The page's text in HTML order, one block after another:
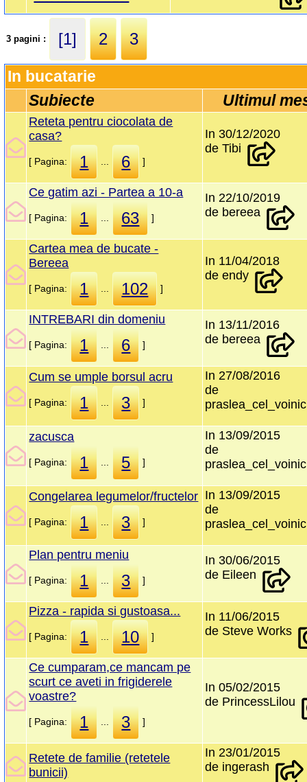
3 pagini : [1] 2 3
In bucatarie
Subiecte
Ultimul
Reteta pentru ciocolata de
casa?
[ Pagina: 1 6 ]
In 30/12/2020
de Tibi
Ce gatim azi - Partea a 10-a
[ Pagina: 1 63 ]
In 22/10/2019
de bereea
Cartea mea de bucate -
Bereea
[ Pagina: 1 102 ]
In 11/04/2018
de endy
INTREBARI din domeniu
[ Pagina: 1 6 ]
In 13/11/2016
de bereea
Cum se umple borsul acru
[ Pagina: 1 3 ]
In 27/08/2016
de
zacusca
[ Pagina: 1 5 ]
In 13/09/2015
de
Congelarea legumelor/fructelor
[ Pagina: 1 3 ]
In 13/09/2015
de
Plan pentru meniu
[ Pagina: 1 3 ]
In 30/06/2015
de Eileen
Pizza - rapida si gustoasa...
[ Pagina: 1 10 ]
In 11/06/2015
de Steve Works
Ce cumparam,ce mancam pe
scurt ce aveti in frigiderele
voastre?
[ Pagina: 1 3 ]
In 05/02/2015
de PrincessLilou
Retete de familie (retetele
bunicii)
In 23/01/2015
de ingerash